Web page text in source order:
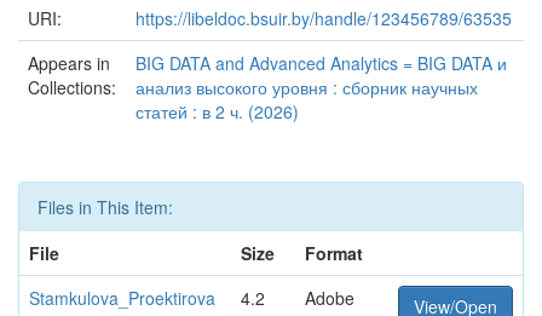
URI:
https://libeldoc.bsuir.by/handle/123456789/63535
Appears in
Collections:
BIG DATA and Advanced Analytics = BIG DATA и
анализ высокого уровня : сборник научных
статей : в 2 ч. (2026)
Files in This Item:
File
Size
Format
Stamkulova_Proektirova
4.2
Adobe
View/Open